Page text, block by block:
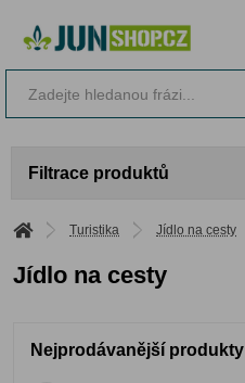
Filtrace produktů
Turistika Jídlo na cesty
Jídlo na cesty
Nejprodávanější produkty